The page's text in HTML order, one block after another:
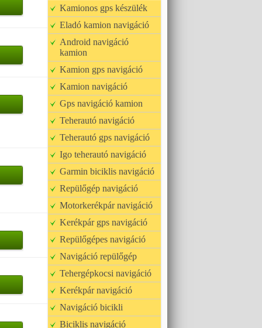
Kamionos gps készülék
Eladó kamion navigáció
Android navigáció
kamion
Kamion gps navigáció
Kamion navigáció
Gps navigáció kamion
Teherautó navigáció
Teherautó gps navigáció
Igo teherautó navigáció
Garmin biciklis navigáció
Repülőgép navigáció
Motorkerékpár navigáció
Kerékpár gps navigáció
Repülőgépes navigáció
Navigáció repülőgép
Tehergépkocsi navigáció
Kerékpár navigáció
Navigáció bicikli
Biciklis navigáció